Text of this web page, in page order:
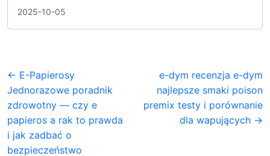
2025-10-05
← E-Papierosy
Jednorazowe poradnik
zdrowotny — czy e
papieros a rak to prawda
i jak zadbać o
bezpieczeństwo
e-dym recenzja e-dym
najlepsze smaki poison
premix testy i porównanie
dla wapujących →